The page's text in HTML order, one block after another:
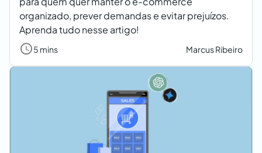
organizado, prever demandas e evitar prejuízos.
Aprenda tudo nesse artigo!
5 mins Marcus Ribeiro